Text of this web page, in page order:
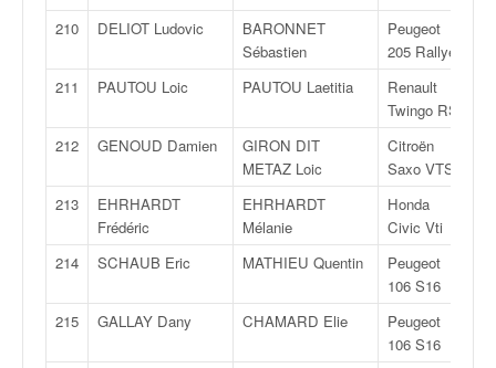
210 DELIOT Ludovic
BARONNET
Sébastien
Peugeot
205 Rallye
211 PAUTOU Loic PAUTOU Laetitia
Renault
Twingo RS
212 GENOUD Damien
GIRON DIT
METAZ Loic
Citroën
Saxo VTS
213
EHRHARDT
Frédéric
EHRHARDT
Mélanie
Honda
Civic Vti
214 SCHAUB Eric MATHIEU Quentin
Peugeot
106 S16
215 GALLAY Dany CHAMARD Elie
Peugeot
106 S16